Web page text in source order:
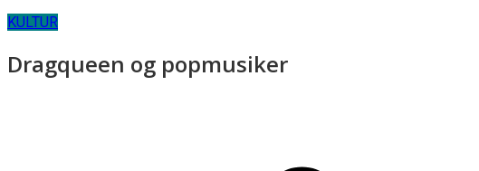
KULTUR
Dragqueen og popmusiker